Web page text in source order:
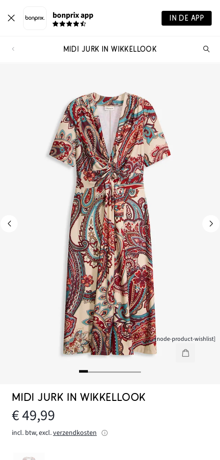
bonprix app IN DE APP
MIDI JURK IN WIKKELLOOK
[node-product-wishlist]
MIDI JURK IN WIKKELLOOK
€ 49,99
incl. btw, excl.verzendkosten